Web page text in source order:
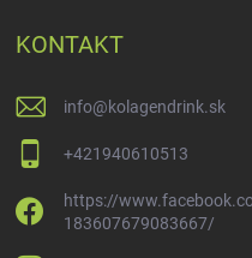
KONTAKT
info@kolagendrink.sk
+421940610513
https://
183607679083667/